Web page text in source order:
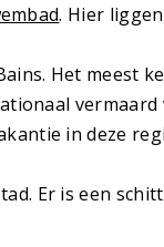
. Hier
Het meest
in deze
Er is een